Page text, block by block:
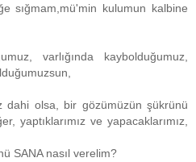
sığmam,mü'min kulumun kalbine
varlığında kaybolduğumuz,
dahi olsa, bir gözümüzün şükrünü
yaptıklarımız ve yapacaklarımız,
SANA nasıl verelim?